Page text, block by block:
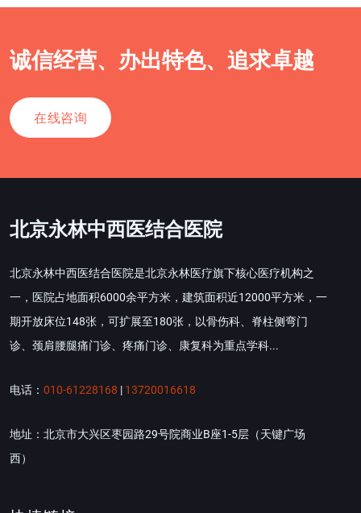
诚信经营、办出特色、追求卓越
在线咨询
北京永林中西医结合医院
北京永林中西医结合医院是北京永林医疗旗下核心医疗机构之
一，医院占地面积6000余平方米，建筑面积近12000平方米，一
期开放床位148张，可扩展至180张，以骨伤科、脊柱侧弯门
诊、颈肩腰腿痛门诊、疼痛门诊、康复科为重点学科...
电话： 010-61228168 | 13720016618
地址：北京市大兴区枣园路29号院商业B座1-5层（天键广场
西）